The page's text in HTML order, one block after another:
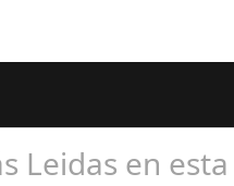
Leidas en